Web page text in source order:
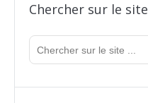
Chercher sur le site